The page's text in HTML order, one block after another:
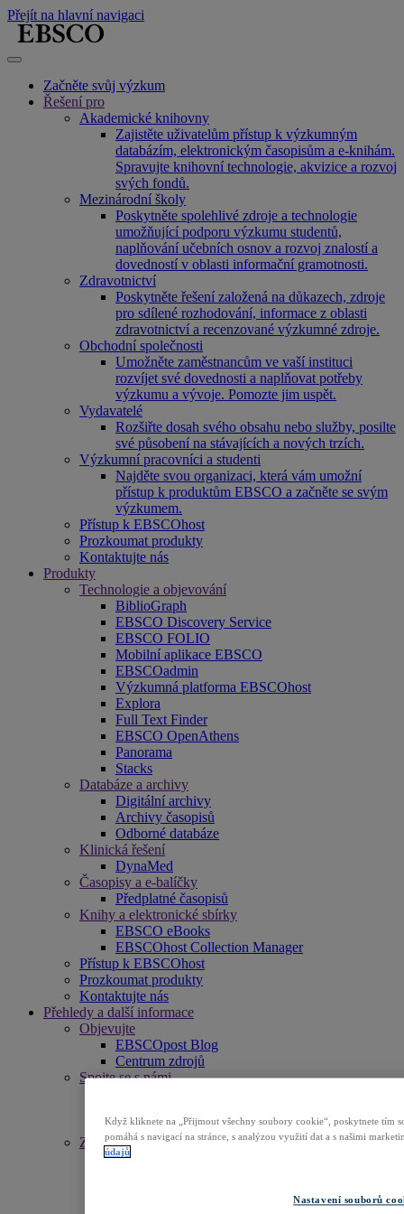
Přejít na hlavní navigaci
Začněte svůj výzkum
Řešení pro
Akademické knihovny
Zajistěte uživatelům přístup k výzkumným
databázím, elektronickým časopisům a e-knihám.
Spravujte knihovní technologie, akvizice a rozvoj
svých fondů.
Mezinárodní školy
Poskytněte spolehlivé zdroje a technologie
umožňující podporu výzkumu studentů,
naplňování učebních osnov a rozvoj znalostí a
dovedností v oblasti informační gramotnosti.
Zdravotnictví
Poskytněte řešení založená na důkazech, zdroje
pro sdílené rozhodování, informace z oblasti
zdravotnictví a recenzované výzkumné zdroje.
Obchodní společnosti
Umožněte zaměstnancům ve vaší instituci
rozvíjet své dovednosti a naplňovat potřeby
výzkumu a vývoje. Pomozte jim uspět.
Vydavatelé
Rozšiřte dosah svého obsahu nebo služby, posilte
své působení na stávajících a nových trzích.
Výzkumní pracovníci a studenti
Najděte svou organizaci, která vám umožní
přístup k produktům EBSCO a začněte se svým
výzkumem.
Přístup k EBSCOhost
Prozkoumat produkty
Kontaktujte nás
Produkty
Technologie a objevování
BiblioGraph
EBSCO Discovery Service
EBSCO FOLIO
Mobilní aplikace EBSCO
EBSCOadmin
Výzkumná platforma EBSCOhost
Explora
Full Text Finder
EBSCO OpenAthens
Panorama
Stacks
Databáze a archivy
Digitální archivy
Archivy časopisů
Odborné databáze
Klinická řešení
DynaMed
Časopisy a e-balíčky
Předplatné časopisů
Knihy a elektronické sbírky
EBSCO eBooks
EBSCOhost Collection Manager
Přístup k EBSCOhost
Prozkoumat produkty
Kontaktujte nás
Přehledy a další informace
Objevujte
EBSCOpost Blog
Centrum zdrojů
Spojte se s námi
Tiskové zprávy
Zjistěte více
Získejte podporu
Když kliknete na „Přijmout všechny soubory cookie“, poskytnete tím
pomáhá s navigací na stránce, s analýzou využití dat a s našimi
údajů
Nastavení souborů